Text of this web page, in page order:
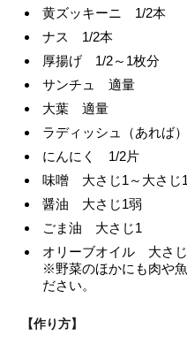
黄ズッキーニ 1/2本
ナス 1/2本
厚揚げ 1/2～1枚分
サンチュ 適量
大葉 適量
ラディッシュ（あれば
にんにく 1/2片
味噌 大さじ1～大さじ
醤油 大さじ1弱
ごま油 大さじ1
オリーブオイル 大さ
※野菜のほかにも肉や
ださい。
【作り方】